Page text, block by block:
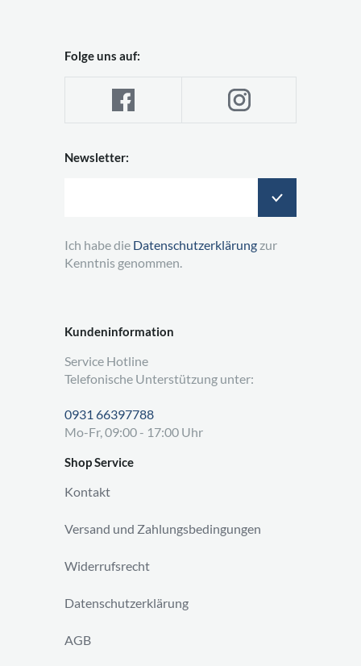
Kundeninformation
Service Hotline
Telefonische Unterstützung unter:
0931 66397788
Mo-Fr, 09:00 - 17:00 Uhr
Shop Service
Kontakt
Versand und Zahlungsbedingungen
Widerrufsrecht
Datenschutzerklärung
AGB
Folge uns auf:
Newsletter:
Ich habe die Datenschutzerklärung zur
Kenntnis genommen.